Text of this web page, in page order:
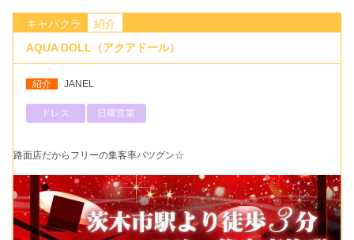
キャバクラ
紹介
AQUA DOLL（アクアドール）
紹介 JANEL
ドレス 日曜営業
路面店だからフリーの集客率バツグン☆